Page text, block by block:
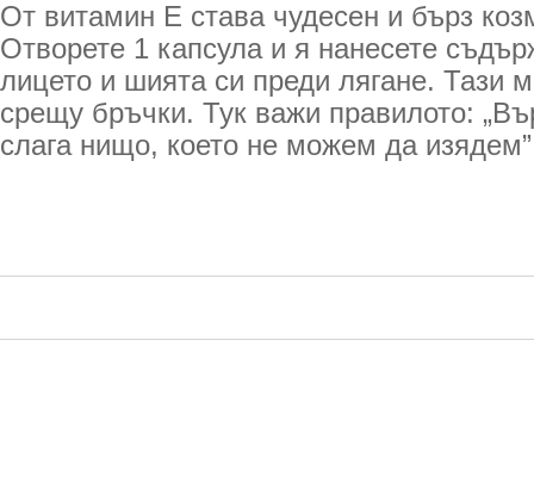
От витамин Е става чудесен и бърз
Отворете 1 капсула и я нанесете
лицето и шията си преди лягане. Тази
срещу бръчки. Тук важи правилото:
слага нищо, което не можем да